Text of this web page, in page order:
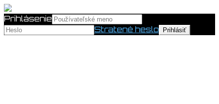
Prihlásenie
Stratené heslo